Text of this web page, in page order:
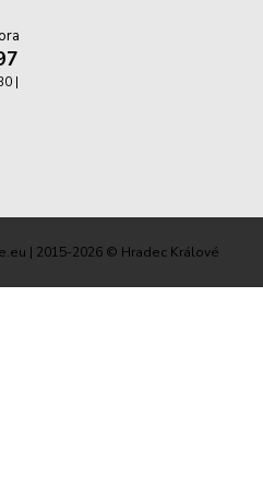
|
| 2015-2026 © Hradec Králové